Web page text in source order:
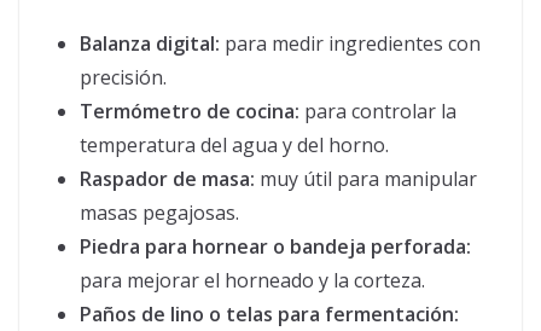
Balanza digital: para medir ingredientes con
precisión.
Termómetro de cocina: para controlar la
temperatura del agua y del horno.
Raspador de masa: muy útil para manipular
masas pegajosas.
Piedra para hornear o bandeja perforada:
para mejorar el horneado y la corteza.
Paños de lino o telas para fermentación: